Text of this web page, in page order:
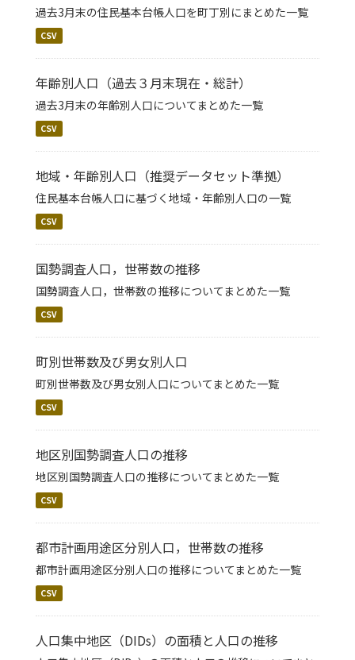
過去3月末の住民基本台帳人口を町丁別にまとめた一覧
CSV
年齢別人口（過去３月末現在・総計）
過去3月末の年齢別人口についてまとめた一覧
CSV
地域・年齢別人口（推奨データセット準拠）
住民基本台帳人口に基づく地域・年齢別人口の一覧
CSV
国勢調査人口，世帯数の推移
国勢調査人口，世帯数の推移についてまとめた一覧
CSV
町別世帯数及び男女別人口
町別世帯数及び男女別人口についてまとめた一覧
CSV
地区別国勢調査人口の推移
地区別国勢調査人口の推移についてまとめた一覧
CSV
都市計画用途区分別人口，世帯数の推移
都市計画用途区分別人口の推移についてまとめた一覧
CSV
人口集中地区（DIDs）の面積と人口の推移